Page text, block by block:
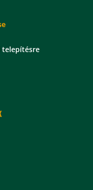
telepítésre